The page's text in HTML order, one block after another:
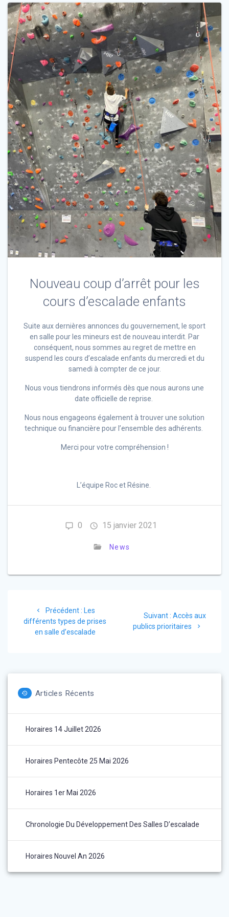
Nouveau coup d’arrêt pour les
cours d’escalade enfants
Suite aux dernières annonces du gouvernement, le sport
en salle pour les mineurs est de nouveau interdit. Par
conséquent, nous sommes au regret de mettre en
suspend les cours d’escalade enfants du mercredi et du
samedi à compter de ce jour.
Nous vous tiendrons informés dès que nous aurons une
date officielle de reprise.
Nous nous engageons également à trouver une solution
technique ou financière pour l’ensemble des adhérents.
Merci pour votre compréhension !
L’équipe Roc et Résine.
0 15 janvier 2021
News
de
Précédent : Article
précédent
:
Les
différents types de prises
en salle d’escalade
Suivant : Article
suivant
Accès aux
publics prioritaires
Articles Récents
Horaires 14 Juillet 2026
Horaires Pentecôte 25 Mai 2026
Horaires 1er Mai 2026
Chronologie Du Développement Des Salles D’escalade
Horaires Nouvel An 2026